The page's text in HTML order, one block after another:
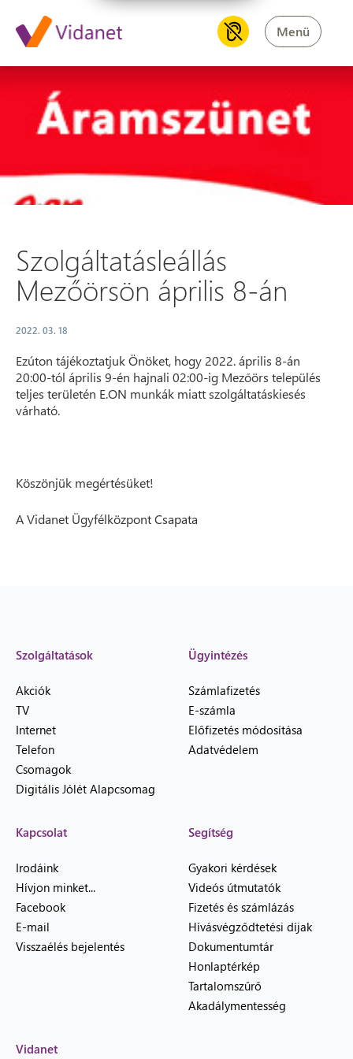
Menü
Szolgáltatásleállás
Szolgáltatásleállás
Mezőörsön április 8-án
2022. 03. 18
Ezúton tájékoztatjuk Önöket, hogy 2022. április 8-án
20:00-tól április 9-én hajnali 02:00-ig Mezőörs település
teljes területén E.ON munkák miatt szolgáltatáskiesés
várható.
Köszönjük megértésüket!
A Vidanet Ügyfélközpont Csapata
Szolgáltatások
Akciók
TV
Internet
Telefon
Csomagok
Digitális Jólét Alapcsomag
Ügyintézés
Számlafizetés
E-számla
Előfizetés módosítása
Adatvédelem
Kapcsolat
Irodáink
Hívjon minket...
Facebook
E-mail
Visszaélés bejelentés
Segítség
Gyakori kérdések
Videós útmutatók
Fizetés és számlázás
Hívásvégződtetési díjak
Dokumentumtár
Honlaptérkép
Tartalomszűrő
Akadálymentesség
Vidanet